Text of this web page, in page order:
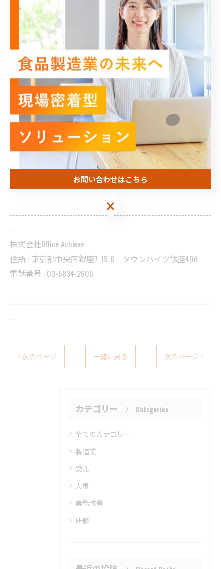
フィス業務を単なる事務作業ではなく、事業成長を支え
る土台として見られるかが重要です。小さな効率化で
も、毎日続けば大きな時間の節約になります。
まとめ
株式会社Office Achieveを検討するときは、受注業務、食品
製造業、DX、現場密着型、バックオフィス業務、効率
化、事業成長のつながりで見ると判断しやすくなりま
す。名前や印象だけで決めず、現場の作業が本当に軽く
なるかを確認しましょう。2026年以降は、人手不足の中
で、毎日の仕事を無理なく回せる仕組みがさらに必要に
--------------------------------------------------------------------
--
株式会社Office Achieve
住所 : 東京都中央区銀座7-15-8 タウンハイツ銀座406
電話番号 : 03-5834-2605
--------------------------------------------------------------------
--
< 前のページ 一覧に戻る 次のページ >
カテゴリー Categories
全てのカテゴリー
製造業
受注
人事
業務改善
研修
お問い合わせはこちら
お問い合わせはこちら